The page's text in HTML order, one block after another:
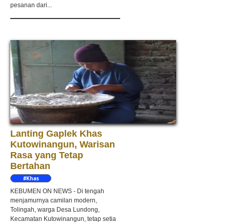
pesanan dari...
Lanting Gaplek Khas
Kutowinangun, Warisan
Rasa yang Tetap
Bertahan
#Khas
KEBUMEN ON NEWS - Di tengah
menjamurnya camilan modern,
Tolingah, warga Desa Lundong,
Kecamatan Kutowinangun, tetap setia